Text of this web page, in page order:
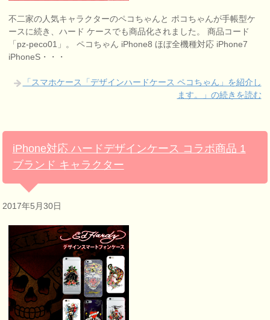
不二家の人気キャラクターのペコちゃんと ポコちゃんが手帳型ケ
ースに続き、ハード ケースでも商品化されました。 商品コード
「pz-peco01」。 ペコちゃん iPhone8 ほぼ全機種対応 iPhone7
iPhoneS・・・
「スマホケース「デザインハードケース ペコちゃん」を紹介し
ます。」の続きを読む
iPhone対応 ハードデザインケース コラボ商品 1
ブランド キャラクター
2017年5月30日